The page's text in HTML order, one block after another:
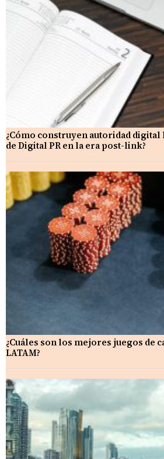
¿Cómo construyen autoridad
de Digital PR en la era post-link?
¿Cuáles son los mejores juegos de
LATAM?